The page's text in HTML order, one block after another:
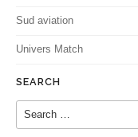
Sud aviation
Univers Match
SEARCH
Search for: